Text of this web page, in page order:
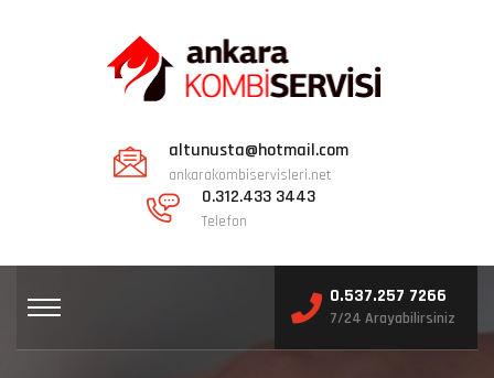
altunusta@hotmail.com
ankarakombiservisleri.net
0.312.433 3443
Telefon
0.537.257 7266
7/24 Arayabilirsiniz